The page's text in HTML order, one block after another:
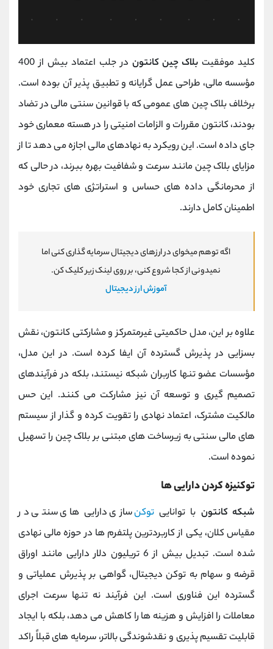
کلید موفقیت بلاک چین کانتون
در جلب اعتماد بیش از 400
مؤسسه مالی، طراحی عمل گرایانه و تطبیق ‌پذیر آن بوده است.
برخلاف بلاک چین‌ های عمومی که با قوانین سنتی مالی در تضاد
بودند، کانتون مقررات و الزامات امنیتی را در هسته معماری خود
جای داده است. این رویکرد به نهادهای مالی اجازه می ‌دهد تا از
مزایای بلاک چین مانند سرعت و شفافیت بهره ببرند، در حالی که
از محرمانگی داده ‌های حساس و استراتژی‌ های تجاری خود
اطمینان کامل دارند.
اگه توهم میخوای در ارزهای دیجیتال سرمایه گذاری کنی اما
نمیدونی از کجا شروع کنی، بر روی لینک زیر کلیک کن.
آموزش ارز دیجیتال
علاوه بر این، مدل حاکمیتی غیرمتمرکز و مشارکتی کانتون، نقش
بسزایی در پذیرش گسترده آن ایفا کرده است. در این مدل،
مؤسسات عضو تنها کاربران شبکه نیستند، بلکه در فرآیندهای
تصمیم‌ گیری و توسعه آن نیز مشارکت می کنند. این حس
مالکیت مشترک، اعتماد نهادی را تقویت کرده و گذار از سیستم
‌های مالی سنتی به زیرساخت ‌های مبتنی بر بلاک چین را تسهیل
نموده است.
توکنیزه کردن دارایی ها
شبکه کانتون با تواناییتوکن‌سازی دارایی‌ های سنتی در
مقیاس کلان، یکی از کاربردترین پلتفرم ‌ها در حوزه مالی نهادی
شده است. تبدیل بیش از 6 تریلیون دلار دارایی مانند اوراق
قرضه و سهام به توکن دیجیتال، گواهی بر پذیرش عملیاتی و
گسترده این فناوری است. این فرآیند نه تنها سرعت اجرای
معاملات را افزایش و هزینه ‌ها را کاهش می ‌دهد، بلکه با ایجاد
قابلیت تقسیم ‌پذیری و نقدشوندگی بالاتر، سرمایه‌ های قبلاً راکد